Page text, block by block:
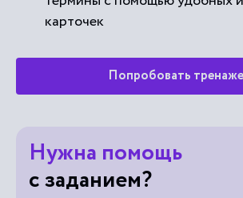
карточек
Попробовать
Нужна помощь
с заданием?